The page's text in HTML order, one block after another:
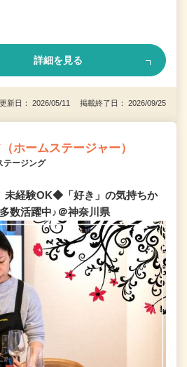
詳細を見る
更新日： 2026/05/11 掲載終了日： 2026/09/25
ホームステージャー）
テージング
未経験OK◆「好き」の気持ちか
数活躍中♪＠神奈川県